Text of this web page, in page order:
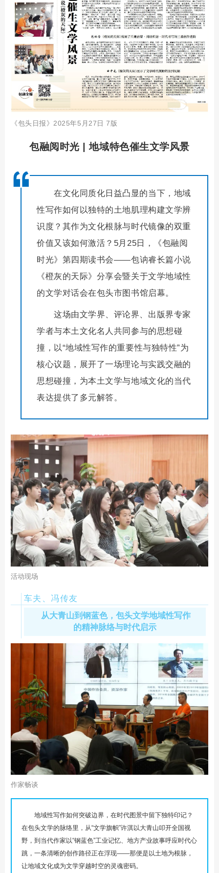
《包头日报》2025年5月27日 7版
包融阅时光 |地域特色催生文学风景
在文化同质化日益凸显的当下，地域
性写作如何以独特的土地肌理构建文学辨
识度？其作为文化根脉与时代镜像的双重
价值又该如何激活？5月25日，《包融阅
时光》第四期读书会——包讷睿长篇小说
《橙灰的天际》分享会暨关于文学地域性
的文学对话会在包头市图书馆启幕。
这场由文学界、评论界、出版界专家
学者与本土文化名人共同参与的思想碰
撞，以“地域性写作的重要性与独特性”为
核心议题，展开了一场理论与实践交融的
思想碰撞，为本土文学与地域文化的当代
表达提供了多元解答。
活动现场
车夫、冯传友
从大青山到钢蓝色，包头文学地域性写作
的精神脉络与时代启示
作家畅谈
地域性写作如何突破边界，在时代图景中留下独特印记？
在包头文学的脉络里，从“文学旗帜”许淇以大青山叩开全国视
野，到当代作家以“钢蓝色”工业记忆、地方产业故事呼应时代心
跳，一条清晰的创作路径正在浮现——那便是以土地为根脉，
让地域文化成为文学穿越时空的灵魂密码。